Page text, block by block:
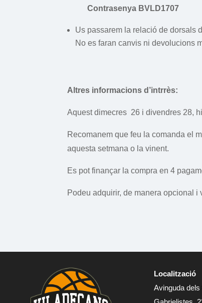
Contrasenya BVLD1707
Us passarem la relació de dorsals
No es faran canvis ni devolucions
Altres informacions d’intrrès:
Aquest dimecres 26 i divendres 28,
Recomanem que feu la comanda el
aquesta setmana o la vinent.
Es pot finançar la compra en 4
Podeu adquirir, de manera opcional
Localització
Avinguda